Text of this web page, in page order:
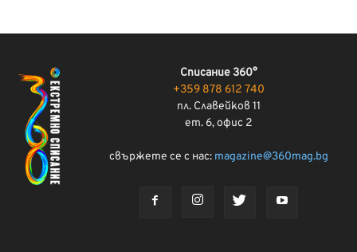
Списание 360°
+359 878 612 740
пл. Славейков 11
ет. 6, офис 2
свържете се с нас: magazine@360mag.bg